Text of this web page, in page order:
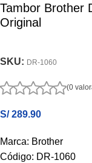
Tambor Brother
Original
SKU: DR-1060
(0
S/289.90
Marca: Brother
Código: DR-1060